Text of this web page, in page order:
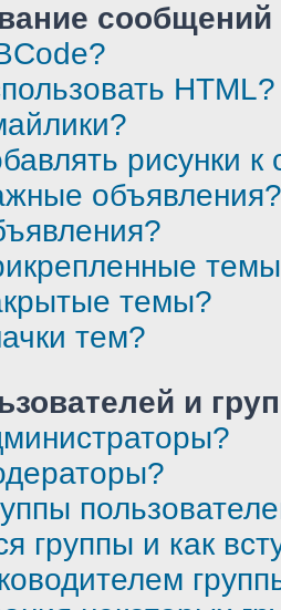
HTML?
рисунки
объявления?
темы?
тем?
и
группы и как